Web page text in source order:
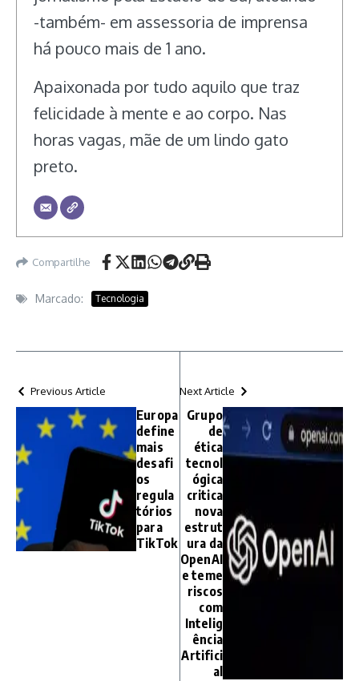
-também- em assessoria de imprensa
há pouco mais de 1 ano.
Apaixonada por tudo aquilo que traz
felicidade à mente e ao corpo. Nas
horas vagas, mãe de um lindo gato
preto.
Compartilhe
Marcado: Tecnologia
Previous Article
Europa
define
mais
desafi
os
regula
tórios
para
TikTok
Next Article
Grupo
de
ética
tecnol
ógica
critica
nova
estrut
ura da
OpenAI
e teme
riscos
com
Intelig
ência
Artifici
al